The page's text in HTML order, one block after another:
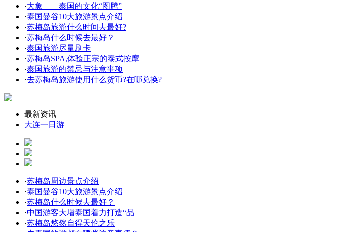
·大象——泰国的文化“图腾”
·泰国曼谷10大旅游景点介绍
·苏梅岛旅游什么时间去最好?
·苏梅岛什么时候去最好？
·泰国旅游尽量刷卡
·苏梅岛SPA,体验正宗的泰式按摩
·泰国旅游的禁忌与注意事项
·去苏梅岛旅游使用什么货币?在哪兑换?
最新资讯
大连一日游
·苏梅岛周边景点介绍
·泰国曼谷10大旅游景点介绍
·苏梅岛什么时候去最好？
·中国游客大增泰国着力打造“品
·苏梅岛悠然自得天伦之乐